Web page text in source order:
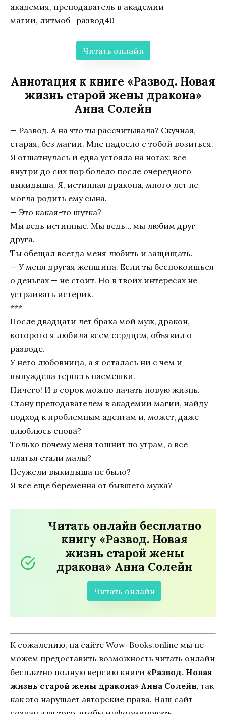
академия, преподаватель в академии
магии, литмоб_развод40
Читать онлайн
Аннотация к книге «Развод. Новая
жизнь старой жены дракона»
Анна Солейн
— Развод. А на что ты рассчитывала? Скучная,
старая, без магии. Мне надоело с тобой возиться.
Я отшатнулась и едва устояла на ногах: все
внутри до сих пор болело после очередного
выкидыша. Я, истинная дракона, много лет не
могла родить ему сына.
— Это какая-то шутка?
Мы ведь истинные. Мы ведь… мы любим друг
друга.
Ты обещал всегда меня любить и защищать.
— У меня другая женщина. Если ты беспокоишься
о деньгах — не стоит. Но в твоих интересах не
устраивать истерик.
***
После двадцати лет брака мой муж, дракон,
которого я любила всем сердцем, объявил о
разводе.
У него любовница, а я осталась ни с чем и
вынуждена терпеть насмешки.
Ничего! И в сорок можно начать новую жизнь.
Стану преподавателем в академии магии, найду
подход к проблемным адептам и, может, даже
влюблюсь снова?
Только почему меня тошнит по утрам, а все
платья стали малы?
Неужели выкидыша не было?
Я все еще беременна от бывшего мужа?
Читать онлайн бесплатно
книгу «Развод. Новая
жизнь старой жены
дракона» Анна Солейн
Читать онлайн
К сожалению, на сайте Wow-Books.online мы не
можем предоставить возможность читать онлайн
бесплатно полную версию книги «Развод. Новая
жизнь старой жены дракона» Анна Солейн, так
как это нарушает авторские права. Наш сайт